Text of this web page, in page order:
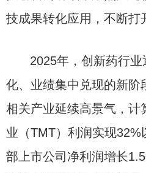
技成果转化应用，不断打
2025年，创新药行
化、业绩集中兑现的新阶
相关产业延续高景气，计
业（TMT）利润实现
部上市公司净利润增长